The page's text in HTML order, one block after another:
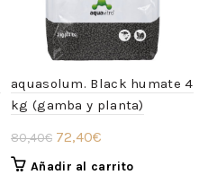
aquasolum. Black humate 4
kg (gamba y planta)
80,40€ El
precio
72,40€
precio
Añadir al carrito